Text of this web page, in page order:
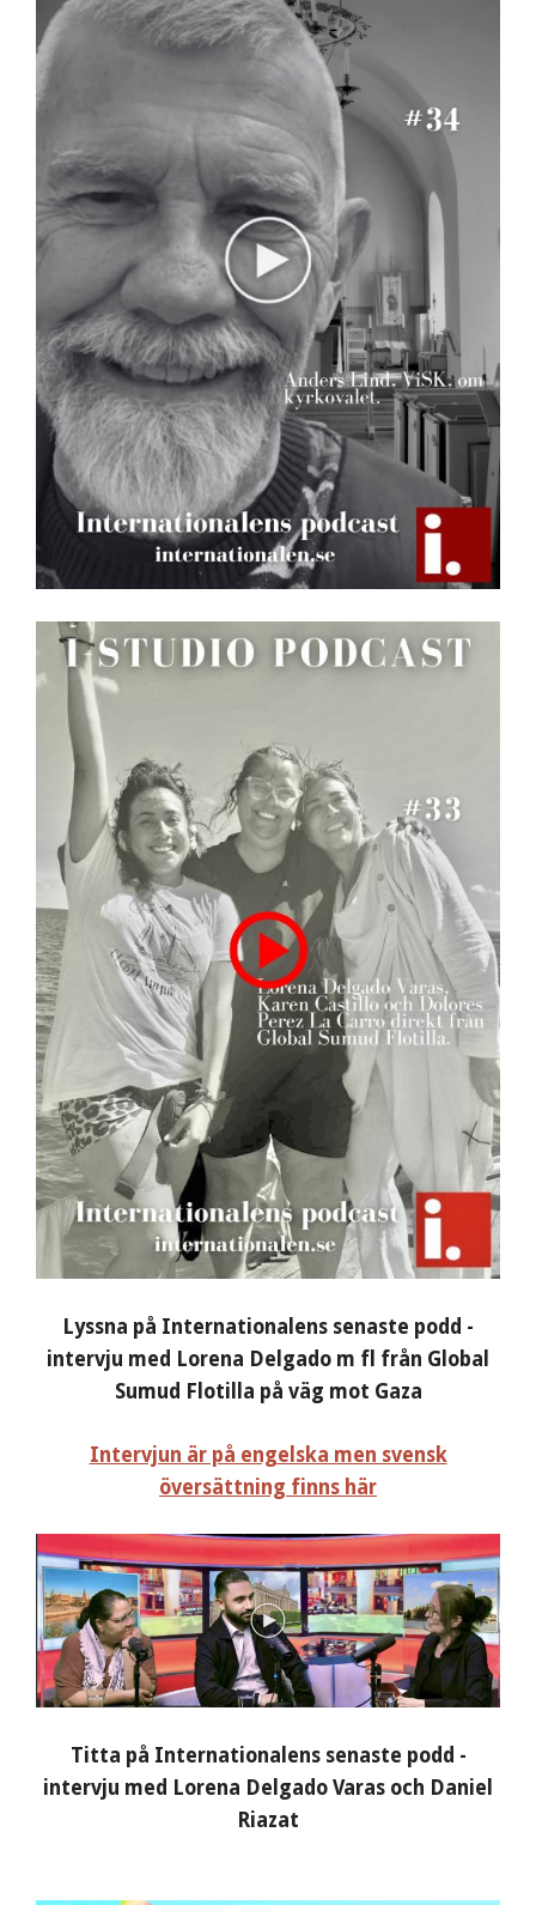
Lyssna på Internationalens senaste podd -
intervju med Lorena Delgado m fl från Global
Sumud Flotilla på väg mot Gaza
Intervjun är på engelska men svensk
översättning finns här
Titta på Internationalens senaste podd -
intervju med Lorena Delgado Varas och Daniel
Riazat